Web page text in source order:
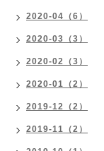
2020-04（6）
2020-03（3）
2020-02（3）
2020-01（2）
2019-12（2）
2019-11（2）